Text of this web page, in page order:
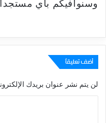
وسنوافيكم بأي
أضف تعليقاً
لن يتم نشر عنوان بريدك